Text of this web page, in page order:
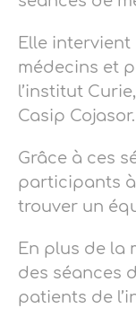
Elle
médecins et
l’institut
Casip Cojasor.
Grâce à ces
participants
trouver un
En plus de la
des séances
patients de